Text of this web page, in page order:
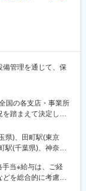
備管理を通じて、保
国の各支店・事業所
踏まえて決定しま
場合はお知らせく
なります。※担当業
ます。※受動喫煙対
県■関信越支店栃木
県■名古屋支店愛知
県)、田町駅(東京
駅(千葉県)、神奈川
京都)、不動前駅、
、淀屋橋駅、本通
当※給与は、ご経
を総合的に考慮の